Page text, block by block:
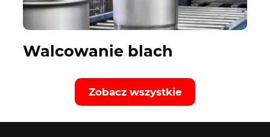
Walcowanie blach
Zobacz wszystkie